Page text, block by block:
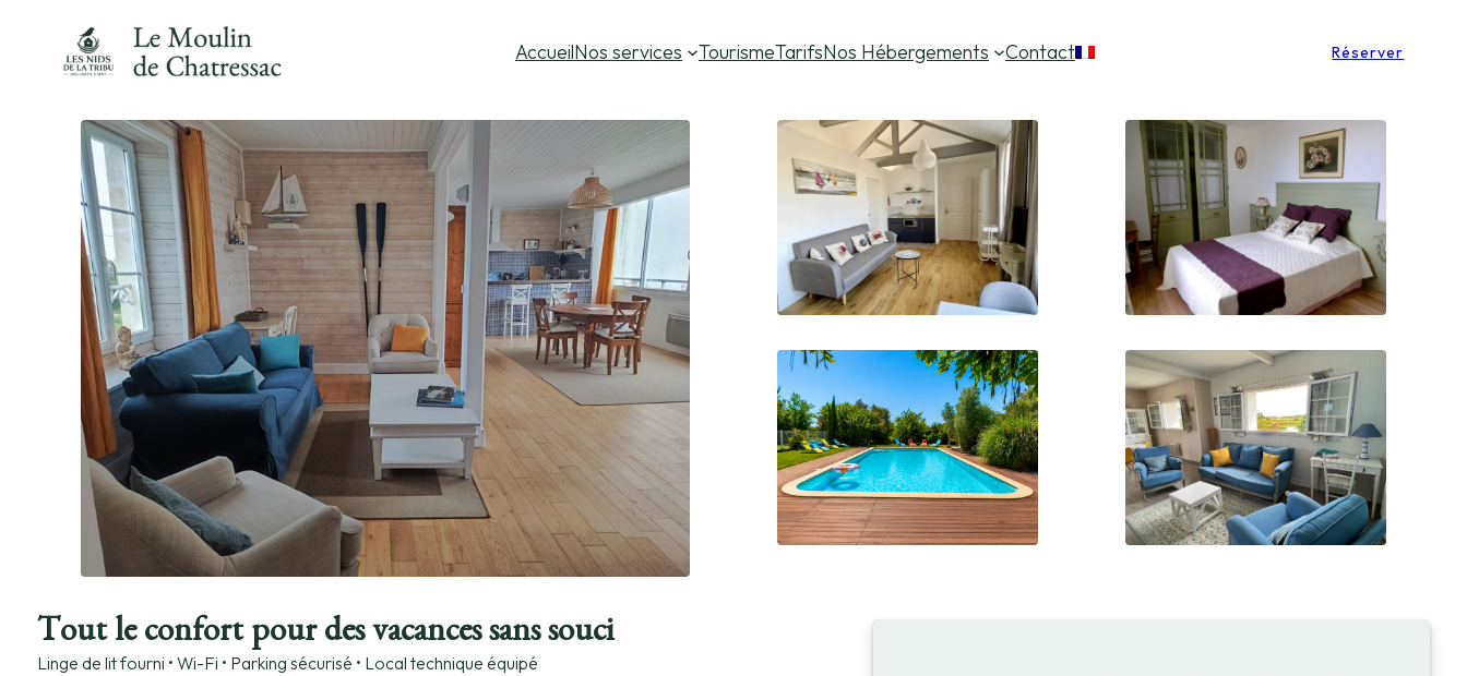
AccueilNos services TourismeTarifsNos Hébergements Contact Réserver
Tout le confort pour des vacances sans souci
Linge de lit fourni • Wi-Fi • Parking sécurisé • Local technique équipé